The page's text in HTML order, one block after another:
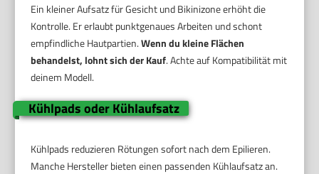
Ein kleiner Aufsatz für Gesicht und Bikinizone erhöht die
Kontrolle. Er erlaubt punktgenaues Arbeiten und schont
empfindliche Hautpartien.Wenn du kleine Flächen
behandelst, lohnt sich der Kauf. Achte auf Kompatibilität mit
deinem Modell.
Kühlpads oder Kühlaufsatz
Kühlpads reduzieren Rötungen sofort nach dem Epilieren.
Manche Hersteller bieten einen passenden Kühlaufsatz an.